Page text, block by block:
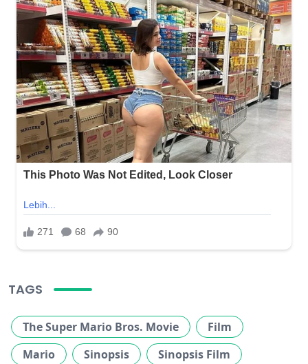
TAGS
The Super Mario Bros. Movie
Film
Mario
Sinopsis Sinopsis Film